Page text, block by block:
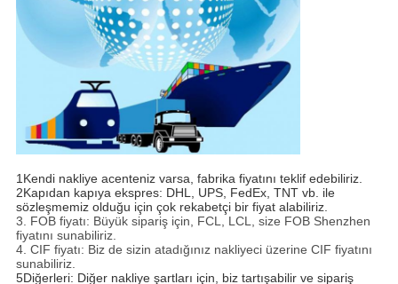
1Kendi nakliye acenteniz varsa, fabrika fiyatını teklif edebiliriz.
2Kapıdan kapıya ekspres: DHL, UPS, FedEx, TNT vb. ile
sözleşmemiz olduğu için çok rekabetçi bir fiyat alabiliriz.
3. FOB fiyatı: Büyük sipariş için, FCL, LCL, size FOB Shenzhen
fiyatını sunabiliriz.
4. CIF fiyatı: Biz de sizin atadığınız nakliyeci üzerine CIF fiyatını
sunabiliriz.
5Diğerleri: Diğer nakliye şartları için, biz tartışabilir ve sipariş